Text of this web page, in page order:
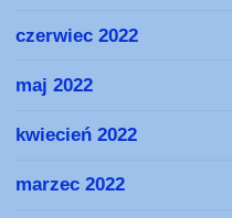
czerwiec 2022
maj 2022
kwiecień 2022
marzec 2022